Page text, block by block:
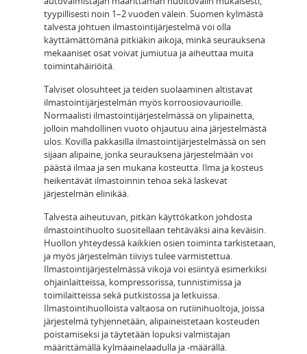
tyypillisesti noin 1–2 vuoden välein. Suomen kylmästä
talvesta johtuen ilmastointijärjestelmä voi olla
käyttämättömänä pitkiäkin aikoja, minkä seurauksena
mekaaniset osat voivat jumiutua ja aiheuttaa muita
toimintahäiriöitä.
Talviset olosuhteet ja teiden suolaaminen altistavat
ilmastointijärjestelmän myös korroosiovaurioille.
Normaalisti ilmastointijärjestelmässä on ylipainetta,
jolloin mahdollinen vuoto ohjautuu aina järjestelmästä
ulos. Kovilla pakkasilla ilmastointijärjestelmässä on sen
sijaan alipaine, jonka seurauksena järjestelmään voi
päästä ilmaa ja sen mukana kosteutta. Ilma ja kosteus
heikentävät ilmastoinnin tehoa sekä laskevat
järjestelmän elinikää.
Talvesta aiheutuvan, pitkän käyttökatkon johdosta
ilmastointihuolto suositellaan tehtäväksi aina keväisin.
Huollon yhteydessä kaikkien osien toiminta tarkistetaan,
ja myös järjestelmän tiiviys tulee varmistettua.
Ilmastointijärjestelmässä vikoja voi esiintyä esimerkiksi
ohjainlaitteissa, kompressorissa, tunnistimissa ja
toimilaitteissa sekä putkistossa ja letkuissa.
Ilmastointihuolloista valtaosa on rutiinihuoltoja, joissa
järjestelmä tyhjennetään, alipaineistetaan kosteuden
poistamiseksi ja täytetään lopuksi valmistajan
määrittämällä kylmäainelaadulla ja -määrällä.